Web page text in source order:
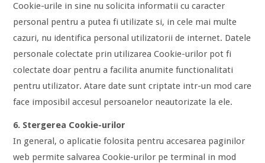
Cookie-urile in sine nu solicita informatii cu caracter
personal pentru a putea fi utilizate si, in cele mai multe
cazuri, nu identifica personal utilizatorii de internet. Datele
personale colectate prin utilizarea Cookie-urilor pot fi
colectate doar pentru a facilita anumite functionalitati
pentru utilizator. Atare date sunt criptate intr-un mod care
face imposibil accesul persoanelor neautorizate la ele.
6. Stergerea Cookie-urilor
In general, o aplicatie folosita pentru accesarea paginilor
web permite salvarea Cookie-urilor pe terminal in mod